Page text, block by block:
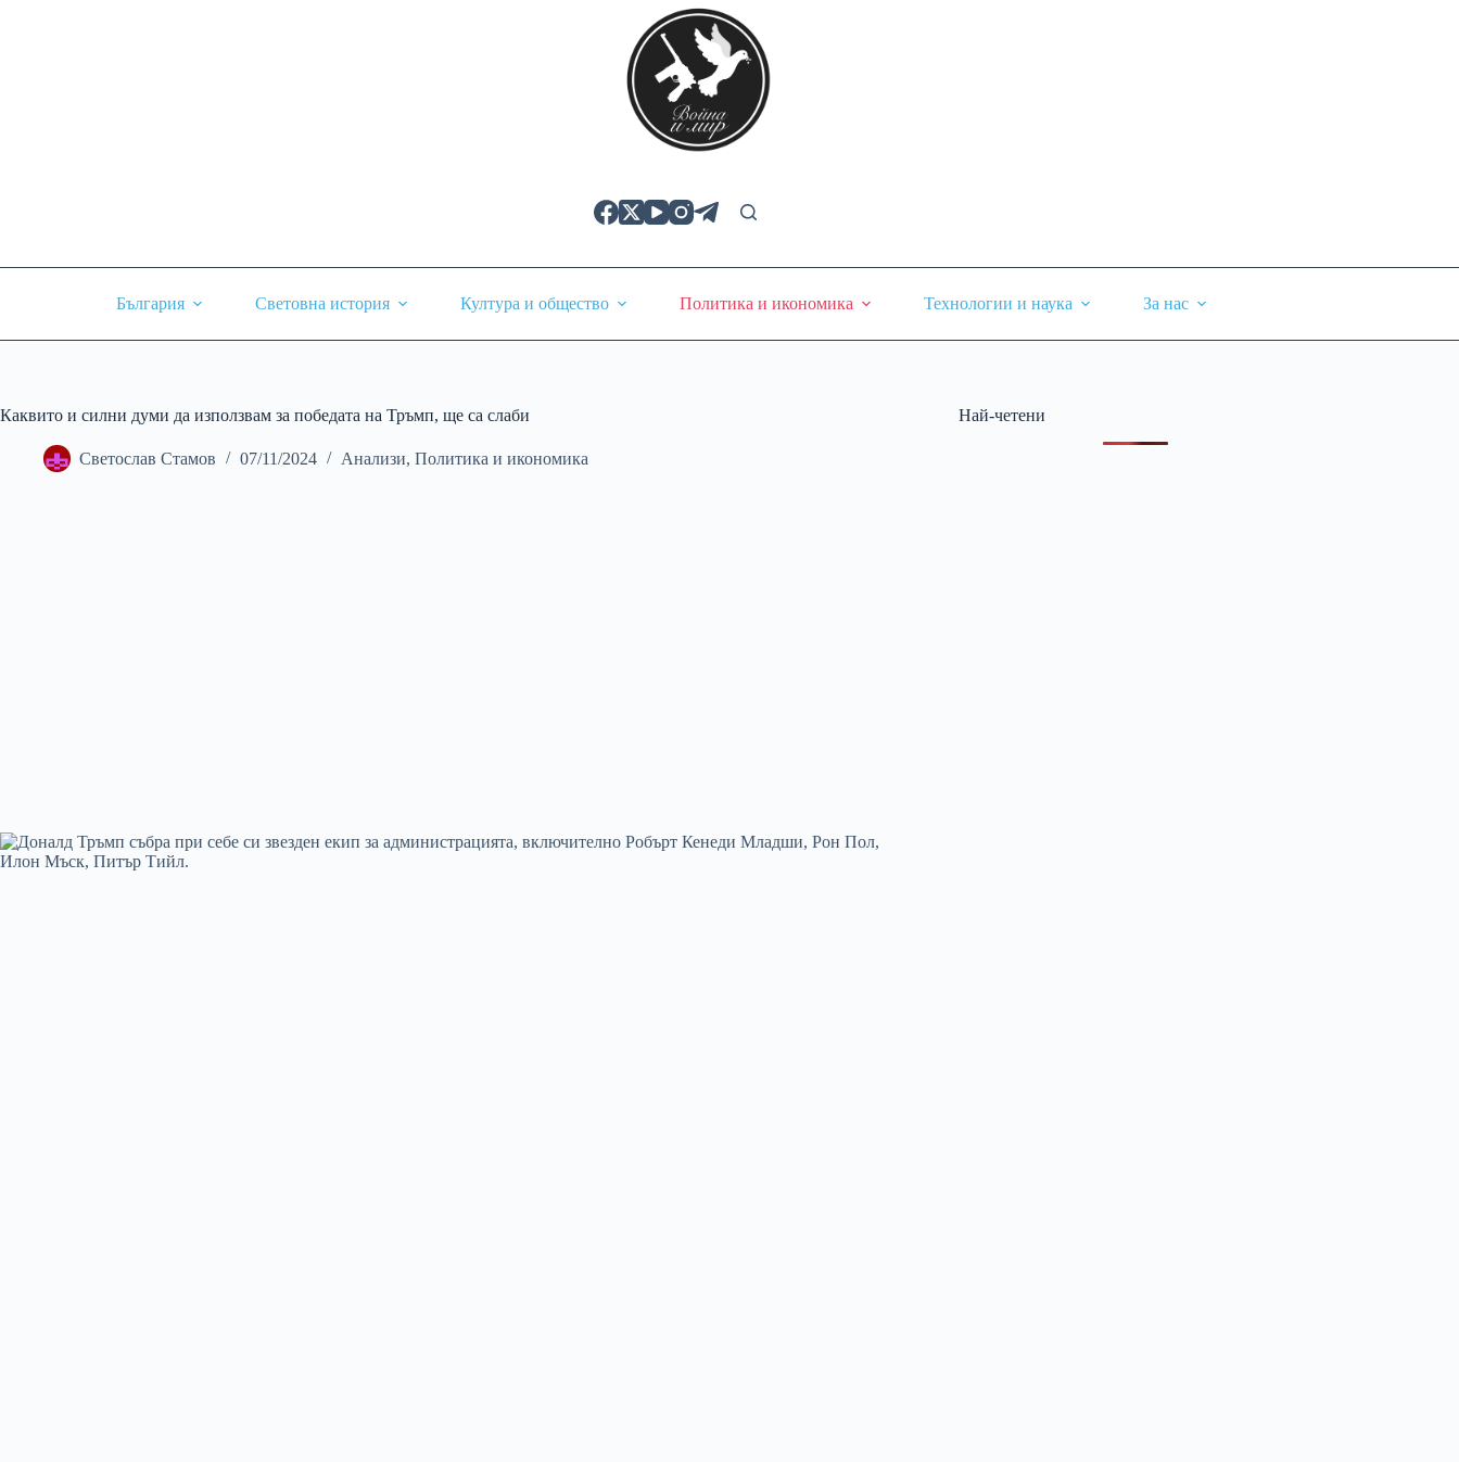
България Световна история Култура и общество Политика и икономика Технологии и наука За нас
Каквито и силни думи да използвам за победата на Тръмп, ще са слаби
Светослав Стамов 07/11/2024 Анализи, Политика и икономика
Най-четени